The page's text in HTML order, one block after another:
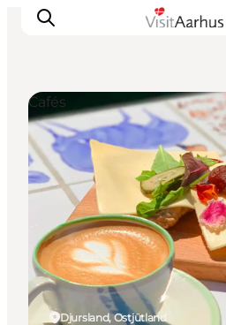
Sehen und erleben
Veranstaltungen
Städte und Regionen
Reiseplanung
Transport
Djursland, Ostjütland
Cafés